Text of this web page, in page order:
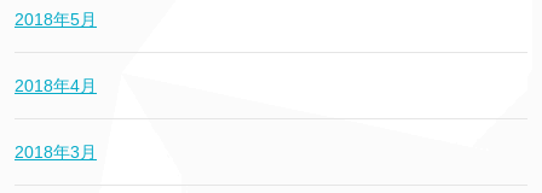
2018年5月
2018年4月
2018年3月